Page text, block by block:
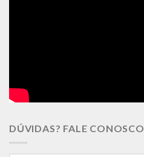
DÚVIDAS? FALE CONOSCO